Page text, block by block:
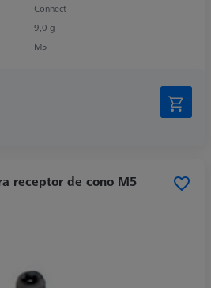
Connect
9,0 g
M5
receptor de cono M5